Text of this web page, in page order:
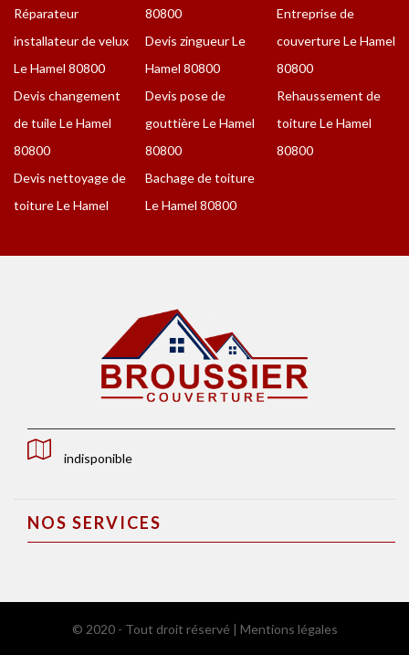
Réparateur
installateur de velux
Le Hamel 80800
Devis changement
de tuile Le Hamel
80800
Devis nettoyage de
toiture Le Hamel
80800
Devis zingueur Le
Hamel 80800
Devis pose de
gouttière Le Hamel
80800
Bachage de toiture
Le Hamel 80800
Entreprise de
couverture Le Hamel
80800
Rehaussement de
toiture Le Hamel
80800
indisponible
NOS SERVICES
© 2020 - Tout droit réservé | Mentions légales